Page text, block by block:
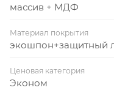
массив + МДФ
Материал покрытия
экошпон+защитный
Ценовая категория
Эконом